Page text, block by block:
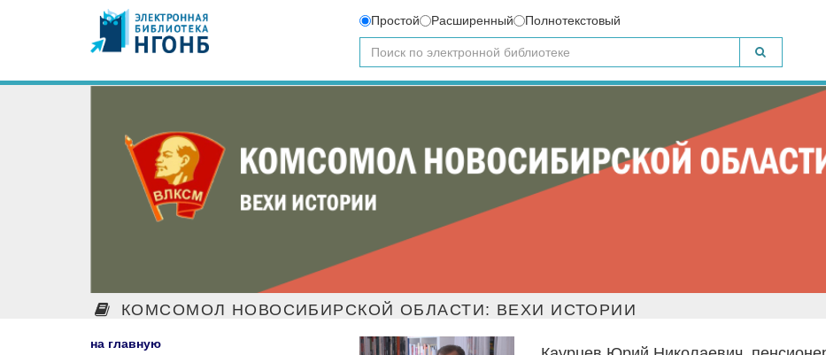
Простой Расширенный
Полнотекстовый
КОМСОМОЛ НОВОСИБИРСКОЙ ОБЛАСТИ: ВЕХИ ИСТОРИИ
на главную